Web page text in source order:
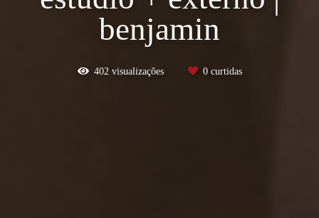
benjamin
402 visualizações 0curtidas